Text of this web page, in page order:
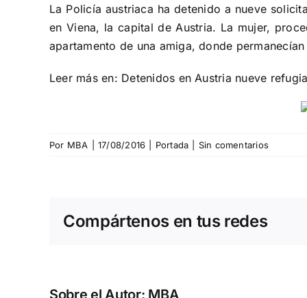
La Policía austriaca ha detenido a nueve
en Viena, la capital de Austria. La mujer,
apartamento de una amiga, donde
Leer más en: Detenidos en Austria nueve
Por MBA 17/08/2016 Portada Sin comentarios
Compártenos en tus redes
Sobre el Autor: MBA